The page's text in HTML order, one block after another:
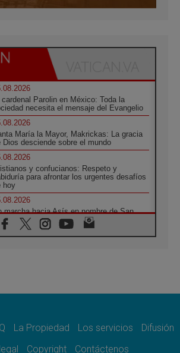
cardenal Parolin en México: Toda la
necesita el mensaje del Evangelio
María la Mayor, Makrickas: La gracia
Dios desciende sobre el mundo
y confucianos: Respeto y
para afrontar los urgentes desafíos
hoy
marcha hacia Asís en nombre de San
a la espera de León
bendicen la guerra
Ataque masivo en Kyiv durante la
La Propiedad Los servicios
Difusión
Copyright Contáctenos